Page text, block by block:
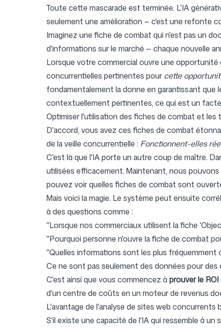
Toute cette mascarade est terminée. L'IA
seulement une amélioration — c'est une refonte
Imaginez une fiche de combat qui n'est pas un
d'informations sur le marché — chaque nouvelle
Lorsque votre commercial ouvre une
concurrentielles pertinentes pour cette
fondamentalement la donne en garantissant que
contextuellement pertinentes, ce qui est un
Optimiser l'utilisation des fiches de combat et les
D'accord, vous avez ces fiches de combat
de la veille concurrentielle : Fonctionnent-elles
C'est là que l'IA porte un autre coup de maître.
utilisées efficacement. Maintenant, nous
pouvez voir quelles fiches de combat sont
Mais voici la magie. Le système peut ensuite
à des questions comme :
"Lorsque nos commerciaux utilisent la fiche
"Pourquoi personne n'ouvre la fiche de combat
"Quelles informations sont les plus
Ce ne sont pas seulement des données pour des
C'est ainsi que vous commencez àprouver le
d'un centre de coûts en un moteur de revenus
L'avantage de l'analyse de sites web concurrents
S'il existe une capacité de l'IA qui ressemble à